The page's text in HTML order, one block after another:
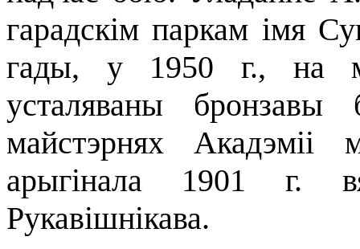
гарадскім паркам імя
гады, у 1950 г., на
усталяваны
майстэрнях Акадэміі
арыгінала 1901 г.
Рукавішнікава.